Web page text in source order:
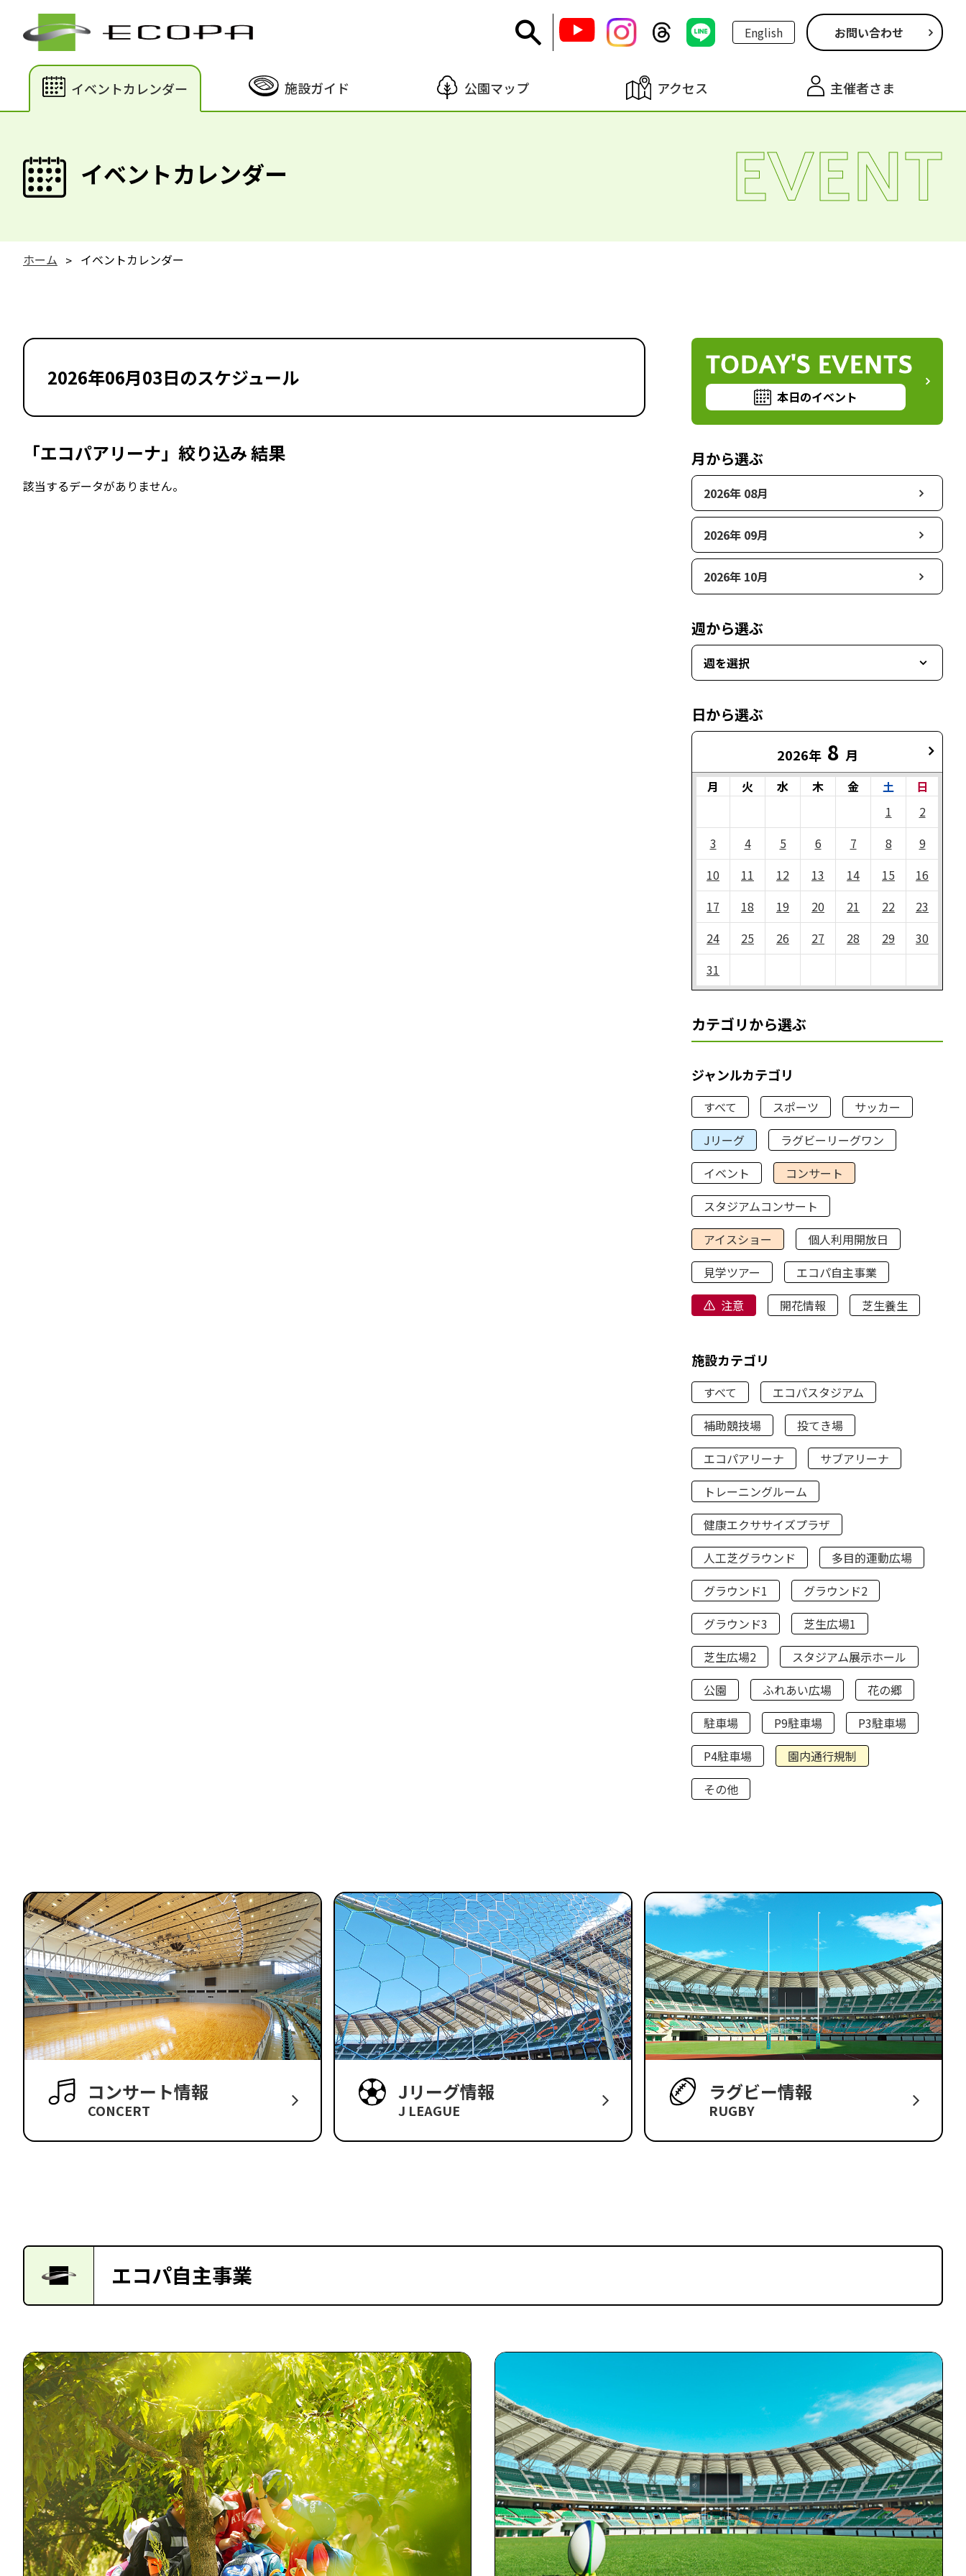
English お問い合わせ
イベントカレンダー 施設ガイド 公園マップ アクセス 主催者さま
イベントカレンダー EVENT
ホーム イベントカレンダー
2026年06月03日のスケジュール
「エコパアリーナ」絞り込み 結果
該当するデータがありません。
TODAY'S EVENTS
本日のイベント
月から選ぶ
2026年 08月
2026年 09月
2026年 10月
週から選ぶ
週を選択
日から選ぶ
2026年 8 月
月 火 水 木 金 土
日
1
2
3
4 5 6 7 8
9
10
11 12 13 14 15
16
17
18 19 20 21 22
23
24
25 26 27 28 29
30
31
カテゴリから選ぶ
ジャンルカテゴリ
すべて スポーツ
サッカー
Jリーグ
ラグビーリーグワン
イベント
コンサート
スタジアムコンサート
アイスショー
個人利用開放日
見学ツアー
エコパ自主事業
注意
開花情報 芝生養生
施設カテゴリ
すべて
エコパスタジアム
補助競技場
投てき場
エコパアリーナ
サブアリーナ
トレーニングルーム
健康エクササイズプラザ
人工芝グラウンド
多目的運動広場
グラウンド1
グラウンド2
グラウンド3
芝生広場1
芝生広場2
スタジアム展示ホール
公園
ふれあい広場
花の郷
駐車場
P9駐車場
P3駐車場
P4駐車場
園内通行規制
その他
コンサート情報
CONCERT
Jリーグ情報
J LEAGUE
ラグビー情報
RUGBY
エコパ自主事業